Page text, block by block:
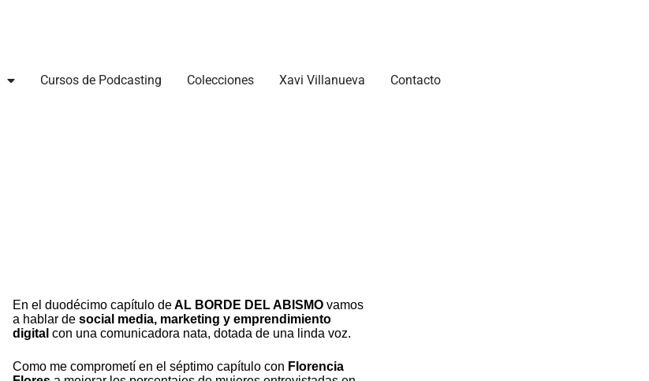
Cursos de Podcasting Colecciones Xavi Villanueva Contacto
En el duodécimo capítulo deAL BORDE DEL ABISMO vamos
a hablar de social media, marketing y emprendimiento
digital con una comunicadora nata, dotada de una linda voz.
Como me comprometí en el séptimo capítulo con Florencia